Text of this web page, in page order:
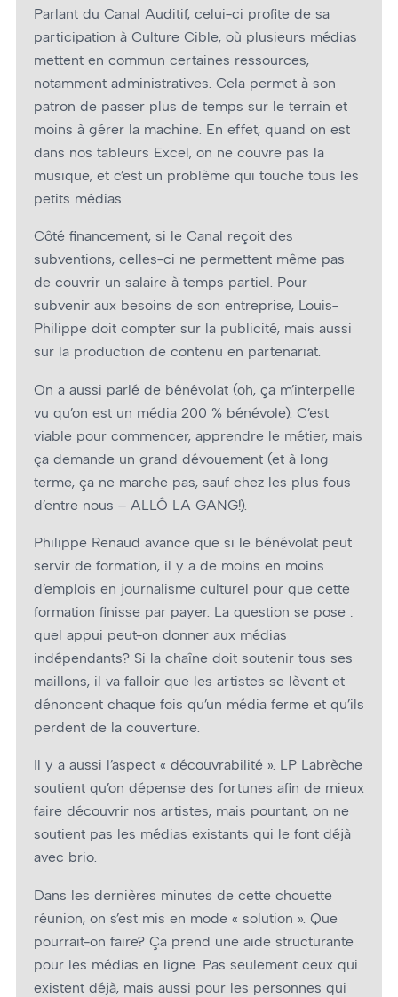
Parlant du Canal Auditif, celui-ci profite de sa
participation à Culture Cible, où plusieurs médias
mettent en commun certaines ressources,
notamment administratives. Cela permet à son
patron de passer plus de temps sur le terrain et
moins à gérer la machine. En effet, quand on est
dans nos tableurs Excel, on ne couvre pas la
musique, et c’est un problème qui touche tous les
petits médias.
Côté financement, si le Canal reçoit des
subventions, celles-ci ne permettent même pas
de couvrir un salaire à temps partiel. Pour
subvenir aux besoins de son entreprise, Louis-
Philippe doit compter sur la publicité, mais aussi
sur la production de contenu en partenariat.
On a aussi parlé de bénévolat (oh, ça m’interpelle
vu qu’on est un média 200 % bénévole). C’est
viable pour commencer, apprendre le métier, mais
ça demande un grand dévouement (et à long
terme, ça ne marche pas, sauf chez les plus fous
d’entre nous – ALLÔ LA GANG!).
Philippe Renaud avance que si le bénévolat peut
servir de formation, il y a de moins en moins
d’emplois en journalisme culturel pour que cette
formation finisse par payer. La question se pose :
quel appui peut-on donner aux médias
indépendants? Si la chaîne doit soutenir tous ses
maillons, il va falloir que les artistes se lèvent et
dénoncent chaque fois qu’un média ferme et qu’ils
perdent de la couverture.
Il y a aussi l’aspect « découvrabilité ». LP Labrèche
soutient qu’on dépense des fortunes afin de mieux
faire découvrir nos artistes, mais pourtant, on ne
soutient pas les médias existants qui le font déjà
avec brio.
Dans les dernières minutes de cette chouette
réunion, on s’est mis en mode « solution ». Que
pourrait-on faire? Ça prend une aide structurante
pour les médias en ligne. Pas seulement ceux qui
existent déjà, mais aussi pour les personnes qui